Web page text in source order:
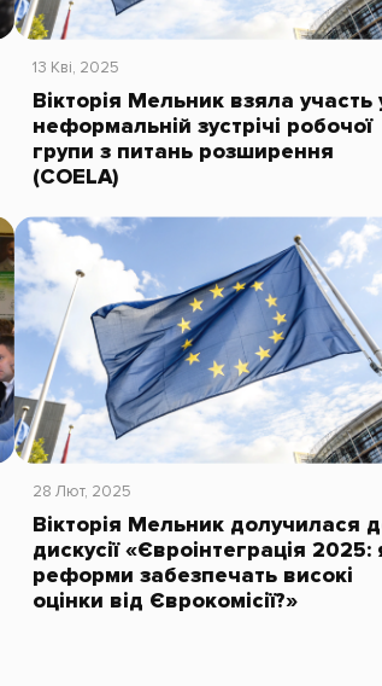
13 Кві, 2025
Вікторія Мельник взяла участь
неформальній зустрічі робочої
групи з питань розширення
(COELA)
28 Лют, 2025
Вікторія Мельник долучилася
дискусії «Євроінтеграція 2025:
реформи забезпечать високі
оцінки від Єврокомісії?»